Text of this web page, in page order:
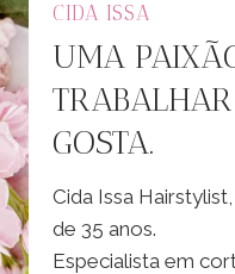
CIDA ISSA
UMA
GOSTA.
Cida Issa
de 35 anos.
Especialista em